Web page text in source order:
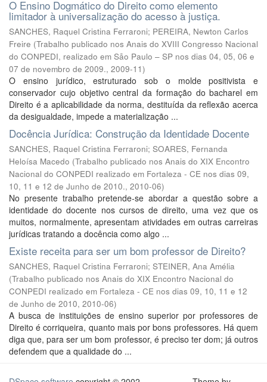
O Ensino Dogmático do Direito como elemento
limitador à universalização do acesso à justiça.
SANCHES, Raquel Cristina Ferraroni; PEREIRA, Newton Carlos
Freire (Trabalho publicado nos Anais do XVIII Congresso Nacional
do CONPEDI, realizado em São Paulo – SP nos dias 04, 05, 06 e
07 de novembro de 2009., 2009-11)
O ensino jurídico, estruturado sob o molde positivista e
conservador cujo objetivo central da formação do bacharel em
Direito é a aplicabilidade da norma, destituída da reflexão acerca
da desigualdade, impede a materialização ...
Docência Jurídica: Construção da Identidade Docente
SANCHES, Raquel Cristina Ferraroni; SOARES, Fernanda
Heloísa Macedo (Trabalho publicado nos Anais do XIX Encontro
Nacional do CONPEDI realizado em Fortaleza - CE nos dias 09,
10, 11 e 12 de Junho de 2010., 2010-06)
No presente trabalho pretende-se abordar a questão sobre a
identidade do docente nos cursos de direito, uma vez que os
muitos, normalmente, apresentam atividades em outras carreiras
jurídicas tratando a docência como algo ...
Existe receita para ser um bom professor de Direito?
SANCHES, Raquel Cristina Ferraroni; STEINER, Ana Amélia
(Trabalho publicado nos Anais do XIX Encontro Nacional do
CONPEDI realizado em Fortaleza - CE nos dias 09, 10, 11 e 12
de Junho de 2010, 2010-06)
A busca de instituições de ensino superior por professores de
Direito é corriqueira, quanto mais por bons professores. Há quem
diga que, para ser um bom professor, é preciso ter dom; já outros
defendem que a qualidade do ...